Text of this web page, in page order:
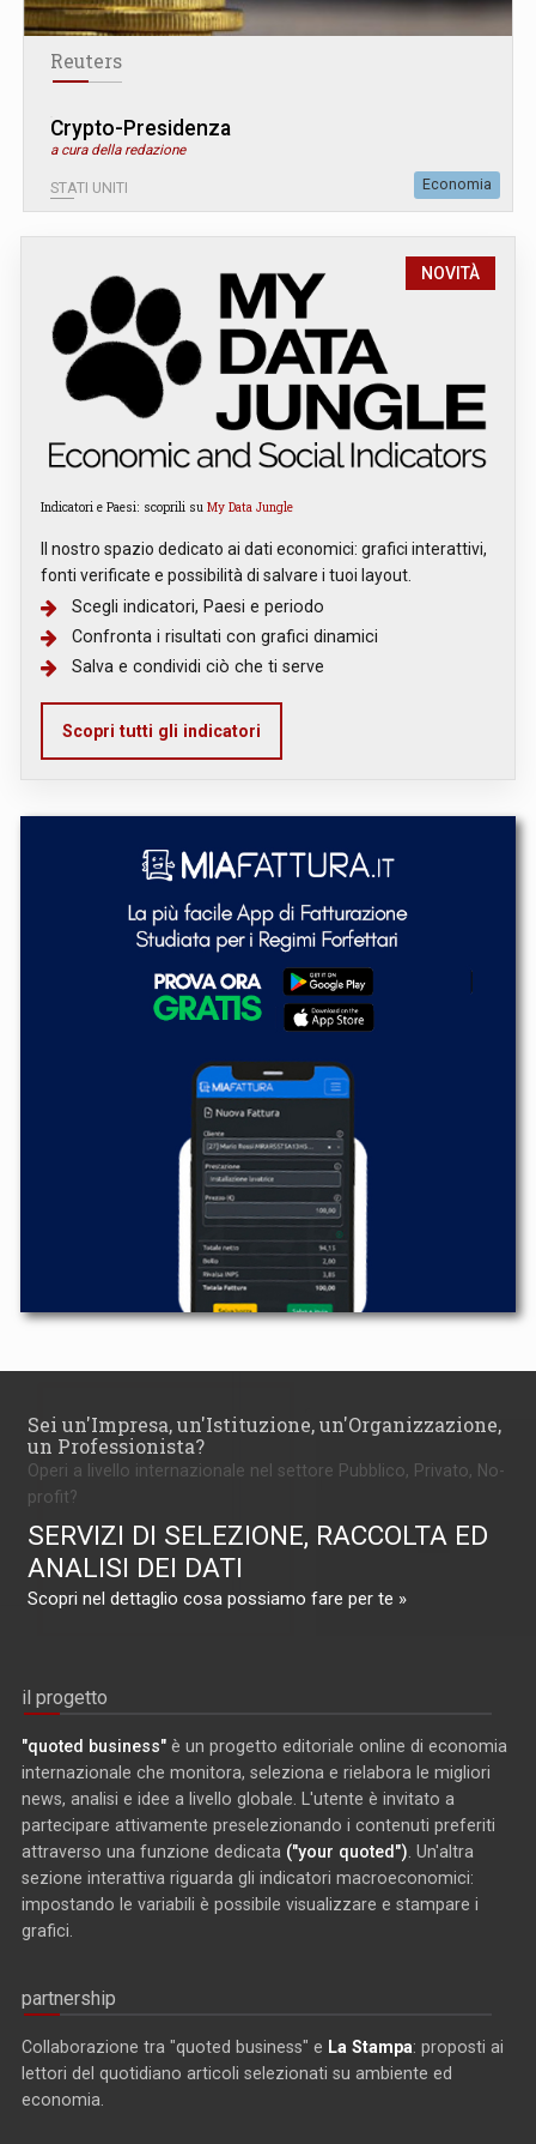
Reuters
Crypto-Presidenza
a cura della redazione
STATI UNITI Economia
NOVITÀ
Indicatori e Paesi: scoprili su My Data Jungle
Il nostro spazio dedicato ai dati economici: grafici interattivi,
fonti verificate e possibilità di salvare i tuoi layout.
Scegli indicatori, Paesi e periodo
Confronta i risultati con grafici dinamici
Salva e condividi ciò che ti serve
Scopri tutti gli indicatori
Sei un'Impresa, un'Istituzione, un'Organizzazione,
un Professionista?
Operi a livello internazionale nel settore Pubblico, Privato, No-
profit?
SERVIZI DI SELEZIONE, RACCOLTA ED
ANALISI DEI DATI
Scopri nel dettaglio cosa possiamo fare per te »
il progetto
"quoted business" è un progetto editoriale online di economia
internazionale che monitora, seleziona e rielabora le migliori
news, analisi e idee a livello globale. L'utente è invitato a
partecipare attivamente preselezionando i contenuti preferiti
attraverso una funzione dedicata ("your quoted"). Un'altra
sezione interattiva riguarda gli indicatori macroeconomici:
impostando le variabili è possibile visualizzare e stampare i
grafici.
partnership
Collaborazione tra "quoted business" e La Stampa: proposti ai
lettori del quotidiano articoli selezionati su ambiente ed
economia.